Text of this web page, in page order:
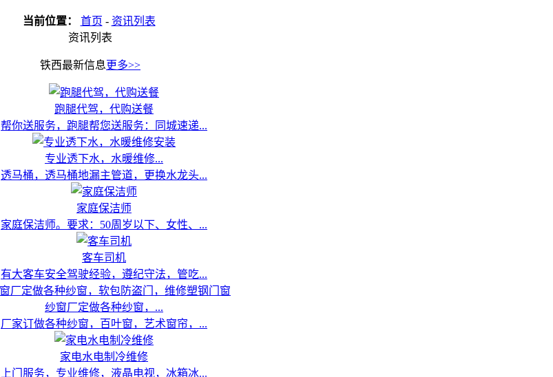
当前位置： 首页 - 资讯列表
资讯列表
铁西最新信息更多>>
跑腿代驾，代购送餐
帮你送服务，跑腿帮您送服务：同城速递...
专业透下水，水暖维修...
透马桶，透马桶地漏主管道，更换水龙头...
家庭保洁师
家庭保洁师。要求：50周岁以下、女性、...
客车司机
有大客车安全驾驶经验，遵纪守法，管吃...
纱窗厂定做各种纱窗，...
厂家订做各种纱窗，百叶窗，艺术窗帘，...
家电水电制冷维修
上门服务，专业维修，液晶电视，冰箱冰...